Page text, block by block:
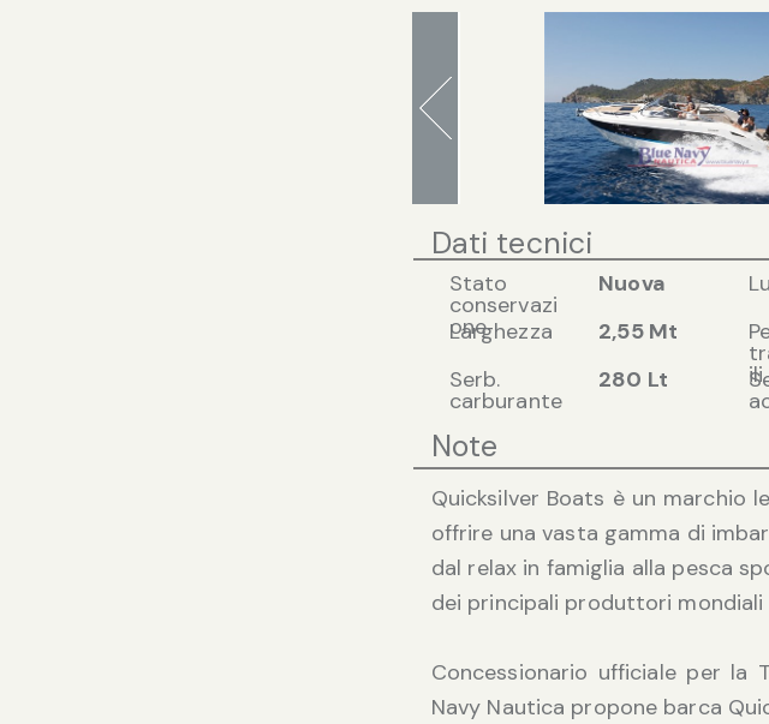
Dati tecnici
Stato
conservazi
one
Nuova
Larghezza
2,55 Mt
ili
Serb.
carburante
280 Lt
Note
Quicksilver Boats è un marchio
offrire una vasta gamma di
dal relax in famiglia alla pesca
dei principali produttori
Concessionario ufficiale per la
Navy Nautica propone barca